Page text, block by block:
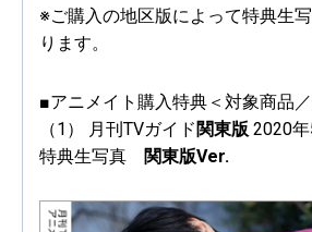
※ご購入の地区版によって特典生
ります。
■アニメイト購入特典＜対象商品
（1） 月刊TVガイド 関東版 2020
特典生写真
関東版Ver.